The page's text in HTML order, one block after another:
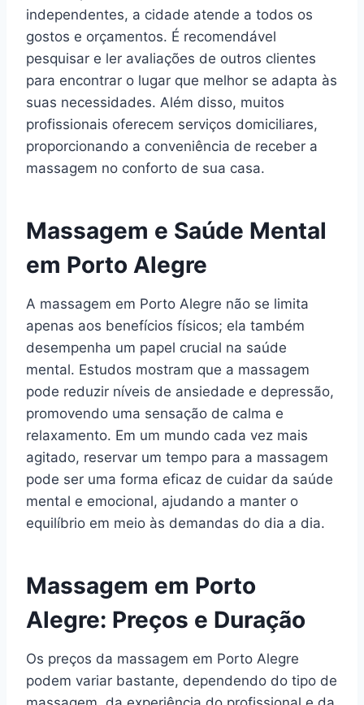
independentes, a cidade atende a todos os
gostos e orçamentos. É recomendável
pesquisar e ler avaliações de outros clientes
para encontrar o lugar que melhor se adapta às
suas necessidades. Além disso, muitos
profissionais oferecem serviços domiciliares,
proporcionando a conveniência de receber a
massagem no conforto de sua casa.
Massagem e Saúde Mental
em Porto Alegre
A massagem em Porto Alegre não se limita
apenas aos benefícios físicos; ela também
desempenha um papel crucial na saúde
mental. Estudos mostram que a massagem
pode reduzir níveis de ansiedade e depressão,
promovendo uma sensação de calma e
relaxamento. Em um mundo cada vez mais
agitado, reservar um tempo para a massagem
pode ser uma forma eficaz de cuidar da saúde
mental e emocional, ajudando a manter o
equilíbrio em meio às demandas do dia a dia.
Massagem em Porto
Alegre: Preços e Duração
Os preços da massagem em Porto Alegre
podem variar bastante, dependendo do tipo de